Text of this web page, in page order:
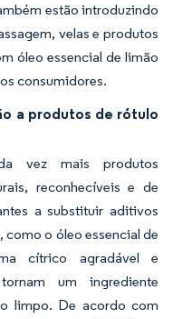
estão introduzindo
velas e produtos
óleo essencial de limão
consumidores.
a produtos de rótulo
vez mais produtos
reconhecíveis e de
a substituir aditivos
o óleo essencial de
cítrico agradável e
um ingrediente
limpo. De acordo com